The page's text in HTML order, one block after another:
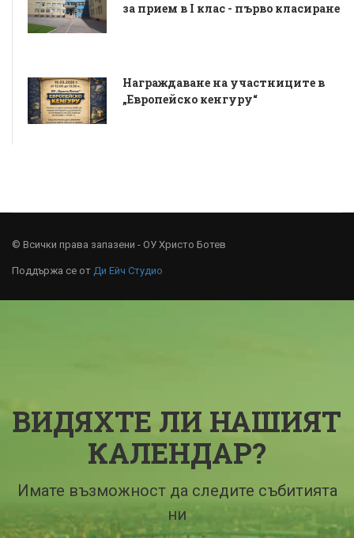
за прием в I клас - първо класиране
Награждаване на участниците в
„Европейско кенгуру“
© Всички права запазени - ОУ Христо Ботев
Поддържа се от Ди Ейч Студио
ВИДЯХТЕ ЛИ НАШИЯТ
КАЛЕНДАР?
Имате възможност да следите събитията
ни